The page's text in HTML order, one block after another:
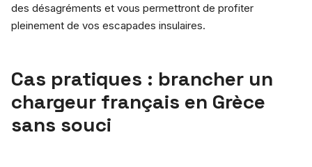
des désagréments et vous permettront de profiter
pleinement de vos escapades insulaires.
Cas pratiques : brancher un
chargeur français en Grèce
sans souci